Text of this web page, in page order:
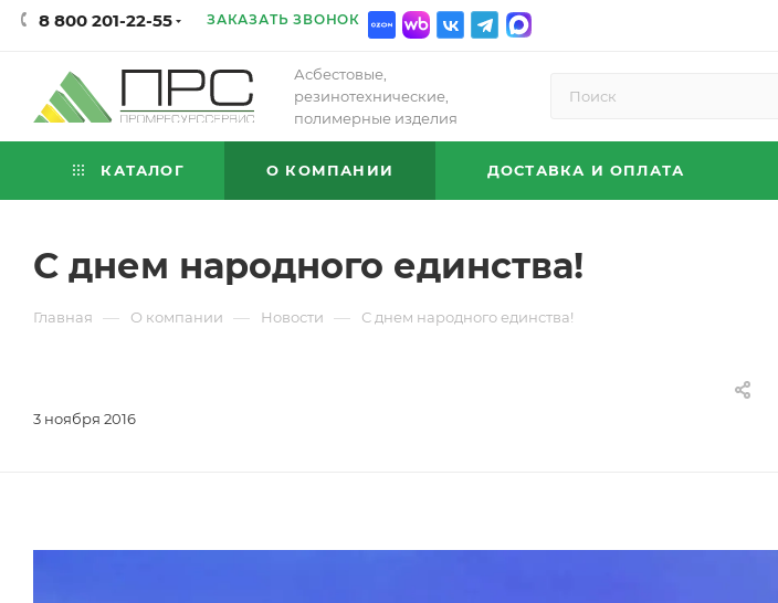
8 800 201-22-55 ЗАКАЗАТЬ ЗВОНОК
Асбестовые,
резинотехнические,
полимерные изделия
КАТАЛОГ О КОМПАНИИ ДОСТАВКА И ОПЛАТА
С днем народного единства!
Главная — О компании — Новости — С днем народного единства!
3 ноября 2016